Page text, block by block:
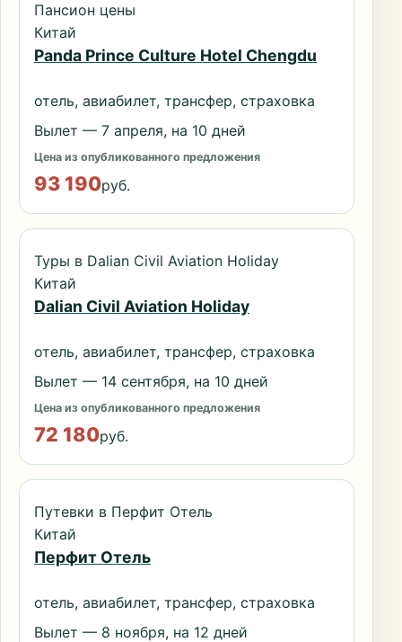
Пансион цены
Китай
Panda Prince Culture Hotel Chengdu
отель, авиабилет, трансфер, страховка
Вылет — 7 апреля, на 10 дней
Цена из опубликованного предложения
93 190руб.
Туры в Dalian Civil Aviation Holiday
Китай
Dalian Civil Aviation Holiday
отель, авиабилет, трансфер, страховка
Вылет — 14 сентября, на 10 дней
Цена из опубликованного предложения
72 180руб.
Путевки в Перфит Отель
Китай
Перфит Отель
отель, авиабилет, трансфер, страховка
Вылет — 8 ноября, на 12 дней